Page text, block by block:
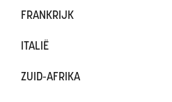
FRANKRIJK
ITALIË
ZUID-AFRIKA